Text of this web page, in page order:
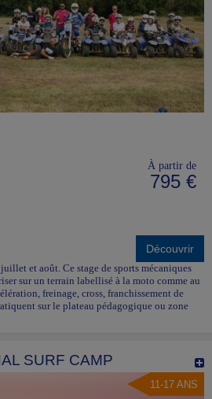
À partir de
795 €
Découvrir
et août. Ce stage de sports mécaniques
sur un terrain labellisé à la moto comme au
freinage, cross, franchissement de
sur le plateau pédagogique ou zone
SURF CAMP
11-17 ANS